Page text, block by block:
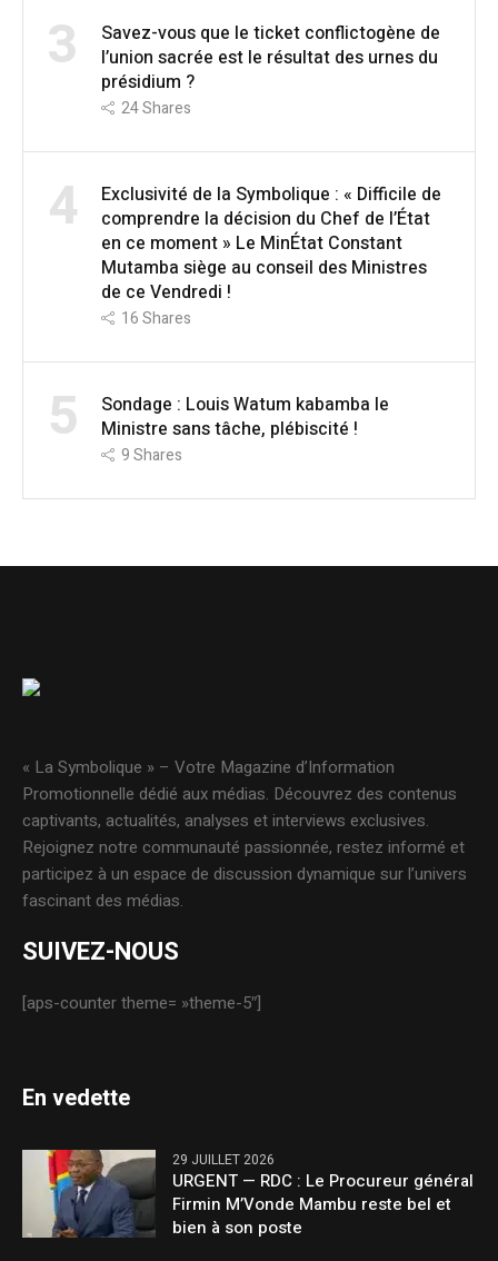
3
Savez-vous que le ticket conflictogène de
l’union sacrée est le résultat des urnes du
présidium ?
24Shares
4
Exclusivité de la Symbolique : « Difficile de
comprendre la décision du Chef de l’État
en ce moment » Le MinÉtat Constant
Mutamba siège au conseil des Ministres
de ce Vendredi !
16Shares
5
Sondage : Louis Watum kabamba le
Ministre sans tâche, plébiscité !
9Shares
« La Symbolique » – Votre Magazine d’Information
Promotionnelle dédié aux médias. Découvrez des contenus
captivants, actualités, analyses et interviews exclusives.
Rejoignez notre communauté passionnée, restez informé et
participez à un espace de discussion dynamique sur l’univers
fascinant des médias.
SUIVEZ-NOUS
[aps-counter theme= »theme-5″]
En vedette
29 JUILLET 2026
URGENT — RDC : Le Procureur général
Firmin M’Vonde Mambu reste bel et
bien à son poste